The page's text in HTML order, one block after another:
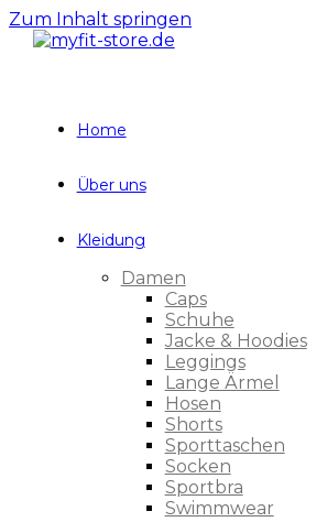
Zum Inhalt springen
Home
Über uns
Kleidung
Damen
Caps
Schuhe
Jacke & Hoodies
Leggings
Lange Ärmel
Hosen
Shorts
Sporttaschen
Socken
Sportbra
Swimmwear